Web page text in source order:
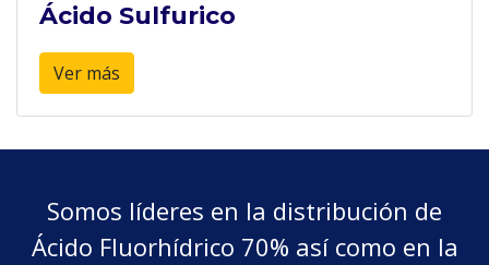
Ácido Sulfurico
Ver más
Somos líderes en la distribución de
Ácido Fluorhídrico 70% así como en la